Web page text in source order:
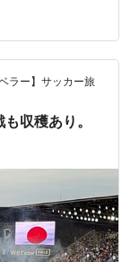
の事実が何よ
ン戦を超え
インを撃破し
重み”を感じ
ラー】サッカー旅
収穫あり。